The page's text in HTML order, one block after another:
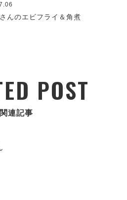
んのエビフライ＆角煮
POST
関連記事